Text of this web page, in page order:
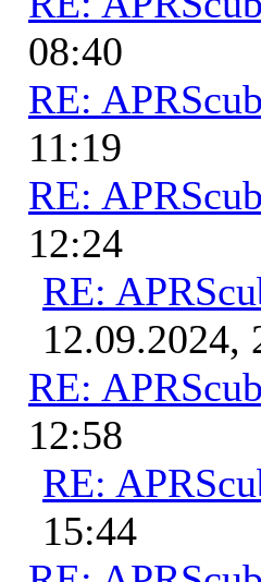
08:40
RE:
11:19
RE:
12:24
RE:
12.09.2024,
RE:
12:58
RE:
15:44